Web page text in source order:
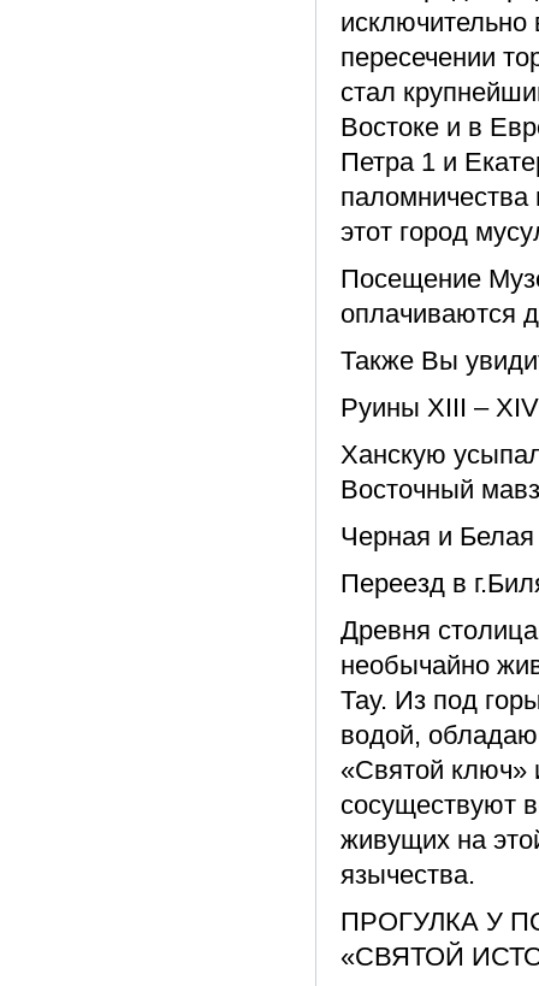
пересечении
стал
Востоке и в
Петра 1 и
этот город
Посещение
оплачиваются
Также Вы
Руины ХIII –
Ханскую
Восточный
Черная и
Переезд в
Древня
необычайно
Тау. Из под
водой,
«Святой ключ»
сосуществуют
живущих на
язычества.
ПРОГУЛКА У
«СВЯТОЙ